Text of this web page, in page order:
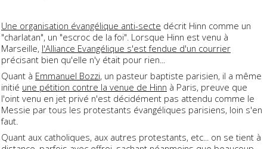
Une organisation évangélique anti-secte décrit Hinn comme un
"charlatan", un "escroc de la foi". Lorsque Hinn est venu à
Marseille, l'Alliance Evangélique s'est fendue d'un courrier
précisant bien qu'elle n'y était pour rien...
Quant à Emmanuel Bozzi, un pasteur baptiste parisien, il a même
initié une pétition contre la venue de Hinn à Paris, preuve que
l'oint venu en jet privé n'est décidément pas attendu comme le
Messie par tous les protestants évangéliques parisiens, loin s'en
faut.
Quant aux catholiques, aux autres protestants, etc... on se tient à